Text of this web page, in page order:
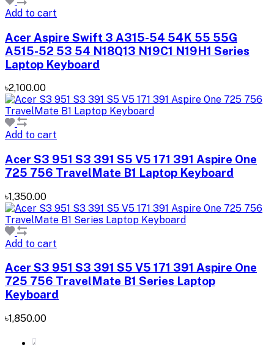
Add to cart
Acer Aspire Swift 3 A315-54 54K 55 55G
A515-52 53 54 N18Q13 N19C1 N19H1 Series
Laptop Keyboard
৳2,100.00
Add to cart
Acer S3 951 S3 391 S5 V5 171 391 Aspire One
725 756 TravelMate B1 Laptop Keyboard
৳1,350.00
Add to cart
Acer S3 951 S3 391 S5 V5 171 391 Aspire One
725 756 TravelMate B1 Series Laptop
Keyboard
৳1,850.00